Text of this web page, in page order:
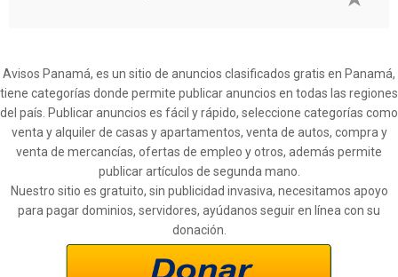
Avisos Panamá, es un sitio de anuncios clasificados gratis en Panamá,
tiene categorías donde permite publicar anuncios en todas las regiones
del país. Publicar anuncios es fácil y rápido, seleccione categorías como
venta y alquiler de casas y apartamentos, venta de autos, compra y
venta de mercancías, ofertas de empleo y otros, además permite
publicar artículos de segunda mano.
Nuestro sitio es gratuito, sin publicidad invasiva, necesitamos apoyo
para pagar dominios, servidores, ayúdanos seguir en línea con su
donación.